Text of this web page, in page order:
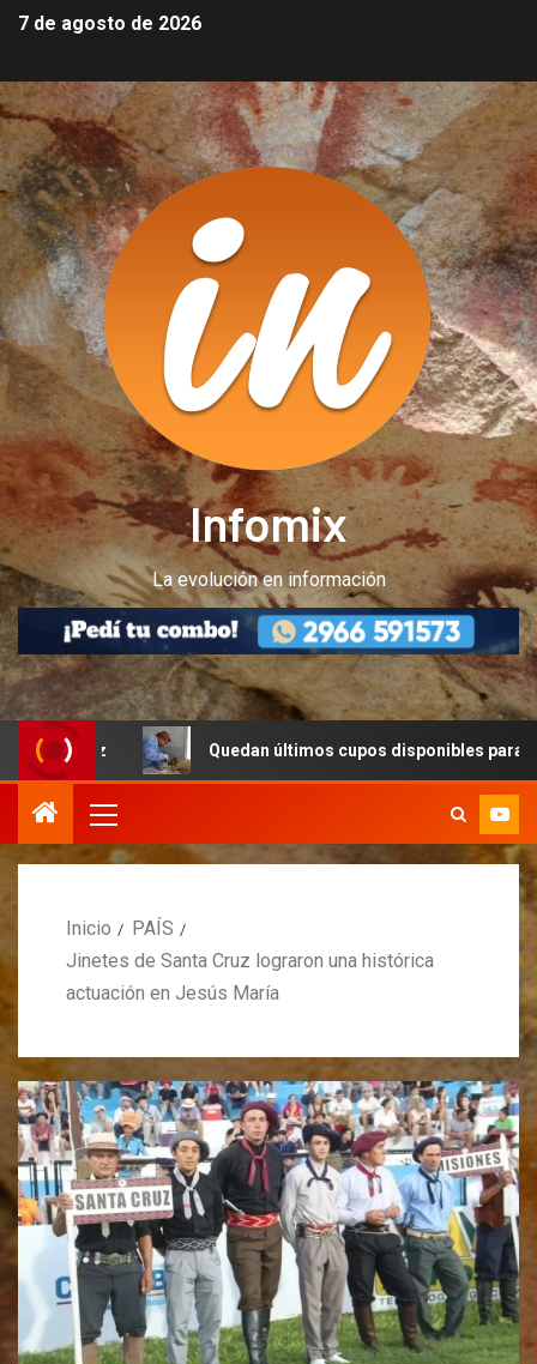
7 de agosto de 2026
Infomix
La evolución en información
Quedan últimos cupos disponibles para
Inicio
PAÍS
Jinetes de Santa Cruz lograron una histórica
actuación en Jesús María